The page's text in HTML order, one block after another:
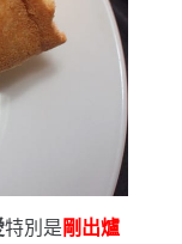
特別是 剛出爐